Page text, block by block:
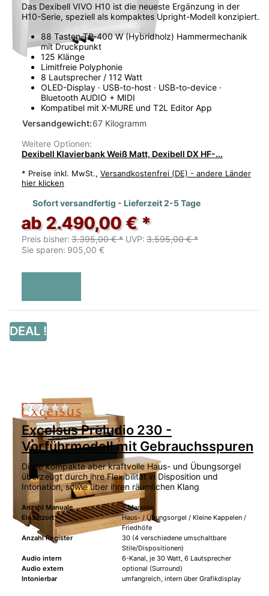
Das Dexibell VIVO H10 ist die neueste Ergänzung in der
H10-Serie, speziell als kompaktes Upright-Modell konzipiert.
88 Tasten TP-400 W (Hybridholz) Hammermechanik
mit Druckpunkt
125 Klänge
Limitfreie Polyphonie
8 Lautsprecher / 112 Watt
OLED-Display · USB-to-host · USB-to-device ·
Bluetooth AUDIO + MIDI
Kompatibel mit X-MURE und T2L Editor App
Versandgewicht:67 Kilogramm
Weitere Optionen:
Dexibell Klavierbank Weiß Matt, Dexibell DX HF-...
* Preise inkl. MwSt., Versandkostenfrei (DE) - andere Länder
hier klicken
Sofort versandfertig - Lieferzeit 2-5 Tage
ab 2.490,00 € *
Preis bisher: 3.395,00 € * UVP: 3.595,00 € *
Sie sparen: 905,00 €
DEAL !
Zu diesem Produkt liegen noch keine
Excelsus Preludio 230 -
Vorführmodell mit Gebrauchsspuren
Diese kompakte aber kraftvolle Haus- und Übungsorgel
überzeugt durch ihre Flexibilität in Disposition und
Intonation, sowie über ihren räumlichen Klang
Anzahl Manuale
2 Manuale
Einsatzort
Haus- / Übungsorgel / Kleine Kappelen /
Friedhöfe
Anzahl Register
30 (4 verschiedene umschaltbare
Stile/Dispositionen)
Audio intern
6-Kanal, je 30 Watt, 6 Lautsprecher
Audio extern
optional (Surround)
Intonierbar
umfangreich, intern über Grafikdisplay